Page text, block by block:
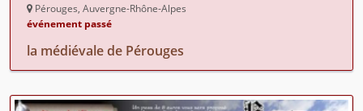
Pérouges, Auvergne-Rhône-Alpes
événement passé
la médiévale de Pérouges